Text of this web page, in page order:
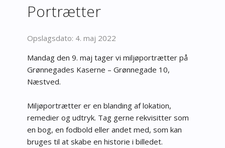
Portrætter
4. maj 2022
Mandag den 9. maj tager vi miljøportrætter på
Grønnegades Kaserne – Grønnegade 10,
Næstved.
Miljøportrætter er en blanding af lokation,
remedier og udtryk. Tag gerne rekvisitter som
en bog, en fodbold eller andet med, som kan
bruges til at skabe en historie i billedet.